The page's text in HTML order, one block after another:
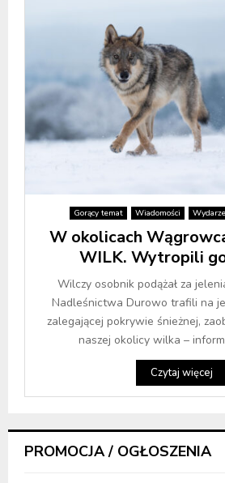
Gorący temat Wiadomości
W okolicach
WILK. Wytropili
Wilczy osobnik podążał za
Nadleśnictwa Durowo trafili na
zalegającej pokrywie śnieżnej,
naszej okolicy wilka –
Czytaj więcej
PROMOCJA / OGŁOSZENIA